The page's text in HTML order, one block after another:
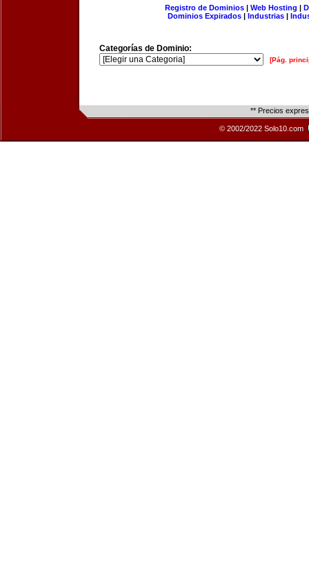
Registro de Dominios| Web Hosting |
Dominios Expirados | Industrias |
Categorías de Dominio:
[Pág.
** Precios
© 2002/2022 Solo10.com